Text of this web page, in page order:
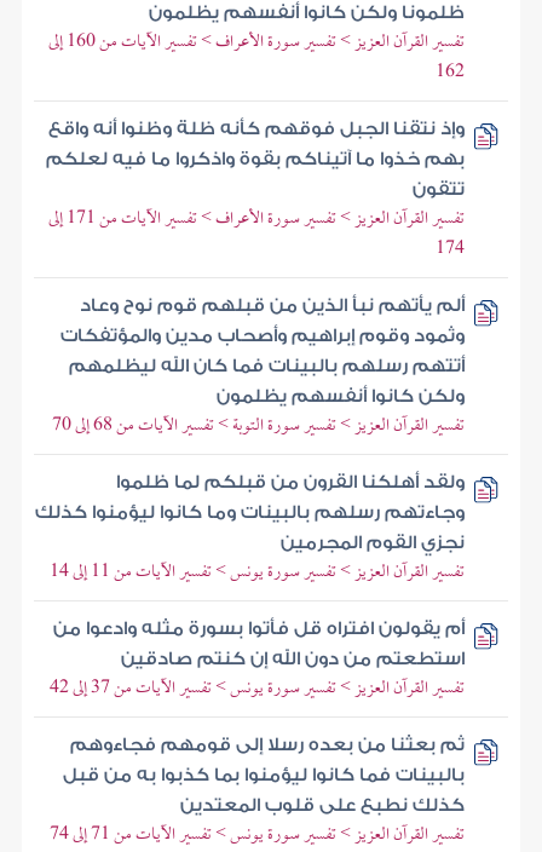
ظلمونا ولكن كانوا أنفسهم يظلمون
تفسير القرآن العزيز > تفسير سورة الأعراف > تفسير الآيات من 160 إلى
162
وإذ نتقنا الجبل فوقهم كأنه ظلة وظنوا أنه واقع
بهم خذوا ما آتيناكم بقوة واذكروا ما فيه لعلكم
تتقون
تفسير القرآن العزيز > تفسير سورة الأعراف > تفسير الآيات من 171 إلى
174
ألم يأتهم نبأ الذين من قبلهم قوم نوح وعاد
وثمود وقوم إبراهيم وأصحاب مدين والمؤتفكات
أتتهم رسلهم بالبينات فما كان الله ليظلمهم
ولكن كانوا أنفسهم يظلمون
تفسير القرآن العزيز > تفسير سورة التوبة > تفسير الآيات من 68 إلى 70
ولقد أهلكنا القرون من قبلكم لما ظلموا
وجاءتهم رسلهم بالبينات وما كانوا ليؤمنوا كذلك
نجزي القوم المجرمين
تفسير القرآن العزيز > تفسير سورة يونس > تفسير الآيات من 11 إلى 14
أم يقولون افتراه قل فأتوا بسورة مثله وادعوا من
استطعتم من دون الله إن كنتم صادقين
تفسير القرآن العزيز > تفسير سورة يونس > تفسير الآيات من 37 إلى 42
ثم بعثنا من بعده رسلا إلى قومهم فجاءوهم
بالبينات فما كانوا ليؤمنوا بما كذبوا به من قبل
كذلك نطبع على قلوب المعتدين
تفسير القرآن العزيز > تفسير سورة يونس > تفسير الآيات من 71 إلى 74